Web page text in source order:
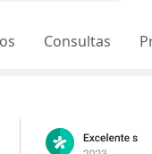
Consultas